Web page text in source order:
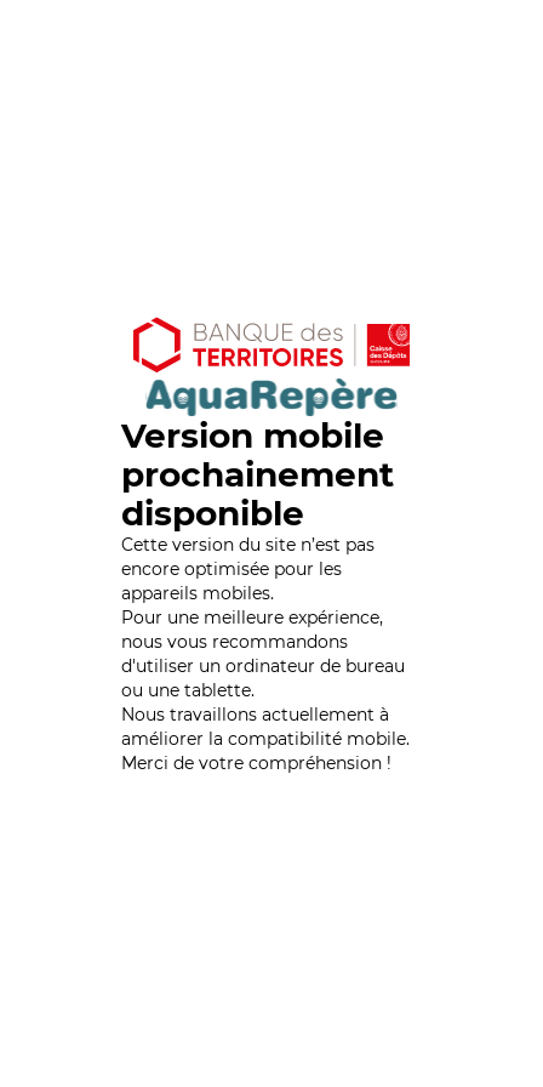
Version mobile
prochainement
disponible
Cette version du site n’est pas
encore optimisée pour les
appareils mobiles.
Pour une meilleure expérience,
nous vous recommandons
d'utiliser un ordinateur de bureau
ou une tablette.
Nous travaillons actuellement à
améliorer la compatibilité mobile.
Merci de votre compréhension !